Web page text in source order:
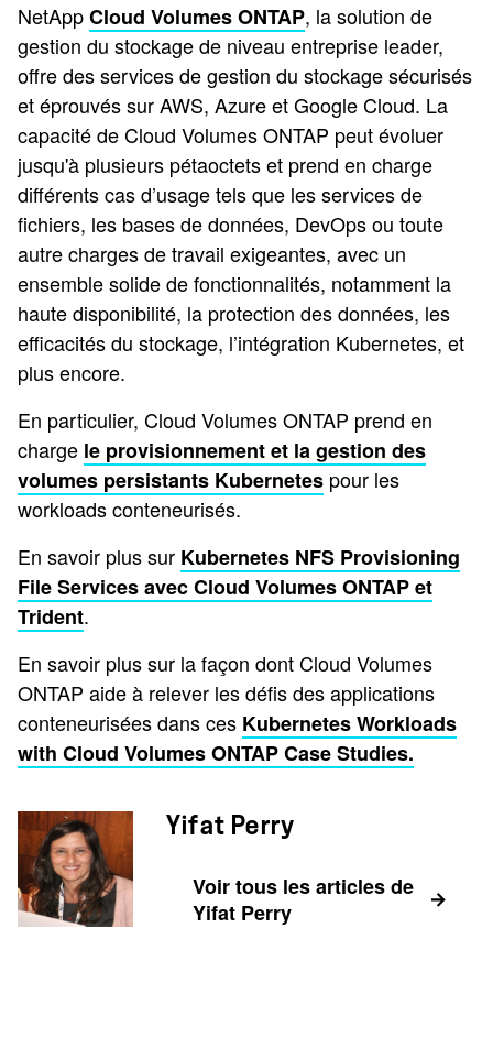
NetAppCloud Volumes ONTAP, la solution de
gestion du stockage de niveau entreprise leader,
offre des services de gestion du stockage sécurisés
et éprouvés sur AWS, Azure et Google Cloud. La
capacité de Cloud Volumes ONTAP peut évoluer
jusqu'à plusieurs pétaoctets et prend en charge
différents cas d’usage tels que les services de
fichiers, les bases de données, DevOps ou toute
autre charges de travail exigeantes, avec un
ensemble solide de fonctionnalités, notamment la
haute disponibilité, la protection des données, les
efficacités du stockage, l’intégration Kubernetes, et
plus encore.
En particulier, Cloud Volumes ONTAP prend en
charge le provisionnement et la gestion des
volumes persistants Kubernetes pour les
workloads conteneurisés.
En savoir plus sur Kubernetes NFS Provisioning
File Services avec Cloud Volumes ONTAP et
Trident.
En savoir plus sur la façon dont Cloud Volumes
ONTAP aide à relever les défis des applications
conteneurisées dans ces Kubernetes Workloads
with Cloud Volumes ONTAP Case Studies.
Yifat Perry
Voir tous les articles de
Yifat Perry